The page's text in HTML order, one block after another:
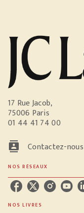
17 Rue Jacob,
75006 Paris
01 44 41 74 00
contacts Contactez-nous
NOS RÉSEAUX
NOS LIVRES